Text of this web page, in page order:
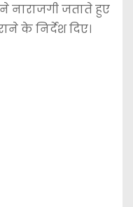
नाराजगी जताते हुए
के निर्देश दिए।